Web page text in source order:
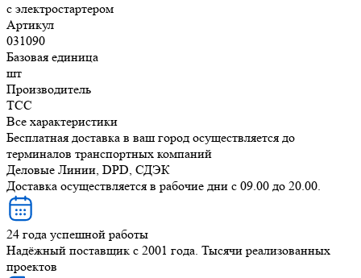
с электростартером
Артикул
031090
Базовая единица
шт
Производитель
ТСС
Все характеристики
Бесплатная доставка в ваш город осуществляется до
терминалов транспортных компаний
Деловые Линии, DPD, СДЭК
Доставка осуществляется в рабочие дни с 09.00 до 20.00.
24 года успешной работы
Надёжный поставщик с 2001 года. Тысячи реализованных
проектов